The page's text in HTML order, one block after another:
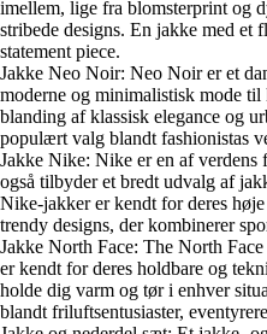
imellem, lige fra blomsterprint og
stribede designs. En jakke med
statement piece.
Jakke Neo Noir: Neo Noir er et
moderne og minimalistisk mode
blanding af klassisk elegance og
populært valg blandt fashionistas
Jakke Nike: Nike er en af verdens
også tilbyder et bredt udvalg af
Nike-jakker er kendt for deres
trendy designs, der kombinerer
Jakke North Face: The North
er kendt for deres holdbare og
holde dig varm og tør i enhver
blandt friluftsentusiaster,